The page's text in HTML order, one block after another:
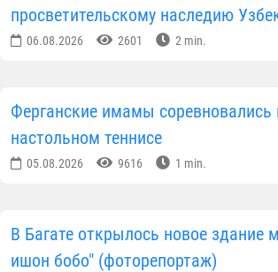
просветительскому наследию
06.08.2026 2601 2 min.
Ферганские имамы соревновались
настольном теннисе
05.08.2026 9616 1 min.
В Багате открылось новое здание
ишон бобо" (фоторепортаж)